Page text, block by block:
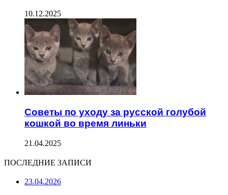
10.12.2025
Советы по уходу за русской голубой
кошкой во время линьки
21.04.2025
ПОСЛЕДНИЕ ЗАПИСИ
23.04.2026